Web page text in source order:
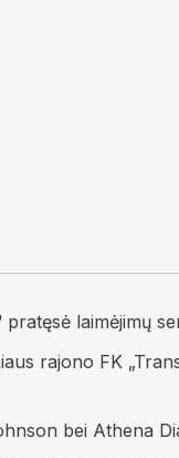
laimėjimų
rajono FK
bei Athena